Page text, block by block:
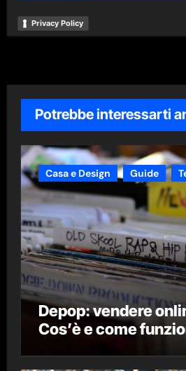
Privacy Policy
Potrebbe interessarti
Casa e Design Guide
Depop: vendere
Cos’è e come